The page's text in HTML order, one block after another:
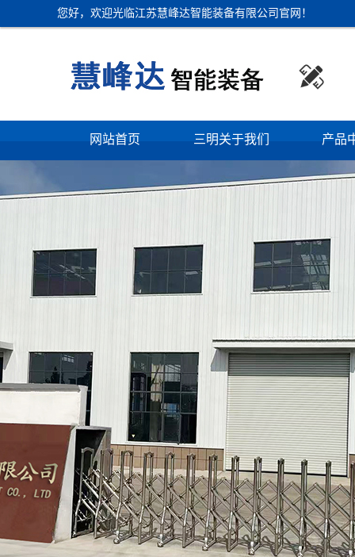
您好，欢迎光临江苏慧峰达智能装备有限公司官网！

网站首页 三明关于我们 产品